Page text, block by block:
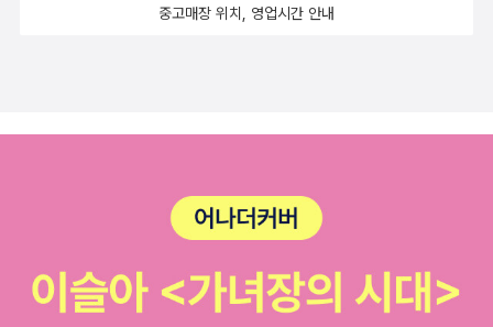
중고매장 위치, 영업시간 안내